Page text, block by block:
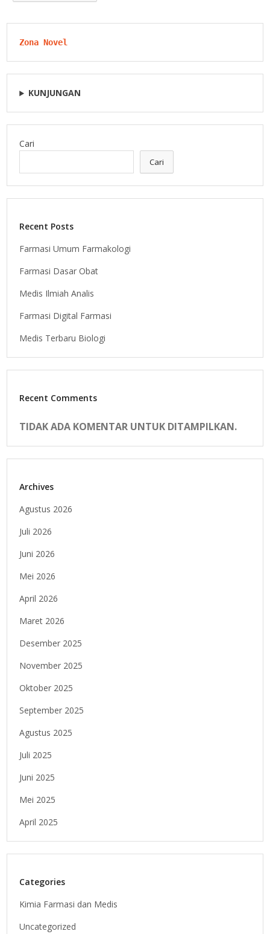
Zona Novel
KUNJUNGAN
Cari
Cari
Recent Posts
Farmasi Umum Farmakologi
Farmasi Dasar Obat
Medis Ilmiah Analis
Farmasi Digital Farmasi
Medis Terbaru Biologi
Recent Comments
TIDAK ADA KOMENTAR UNTUK DITAMPILKAN.
Archives
Agustus 2026
Juli 2026
Juni 2026
Mei 2026
April 2026
Maret 2026
Desember 2025
November 2025
Oktober 2025
September 2025
Agustus 2025
Juli 2025
Juni 2025
Mei 2025
April 2025
Categories
Kimia Farmasi dan Medis
Uncategorized